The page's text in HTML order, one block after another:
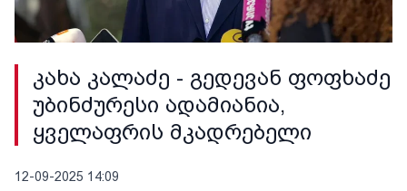
კახა კალაძე - გედევან ფოფხაძე
უბინძურესი ადამიანია,
ყველაფრის მკადრებელი
12-09-2025 14:09